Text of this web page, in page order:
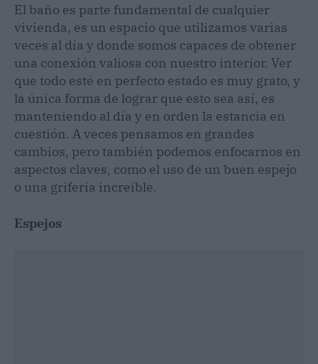
El baño es parte fundamental de cualquier
vivienda, es un espacio que utilizamos varias
veces al día y donde somos capaces de obtener
una conexión valiosa con nuestro interior. Ver
que todo esté en perfecto estado es muy grato, y
la única forma de lograr que esto sea así, es
manteniendo al día y en orden la estancia en
cuestión. A veces pensamos en grandes
cambios, pero también podemos enfocarnos en
aspectos claves, como el uso de un buen espejo
o una grifería increíble.
Espejos